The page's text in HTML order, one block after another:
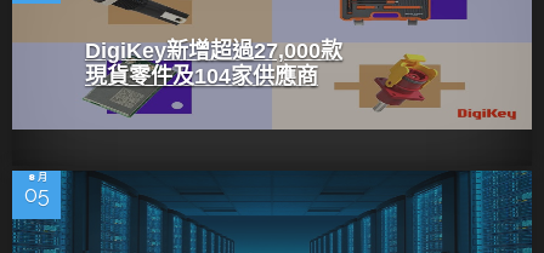
DigiKey新增超過27,000款
現貨零件及104家供應商
8 月
05